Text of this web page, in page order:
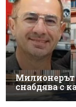
Милионерът
снабдява с